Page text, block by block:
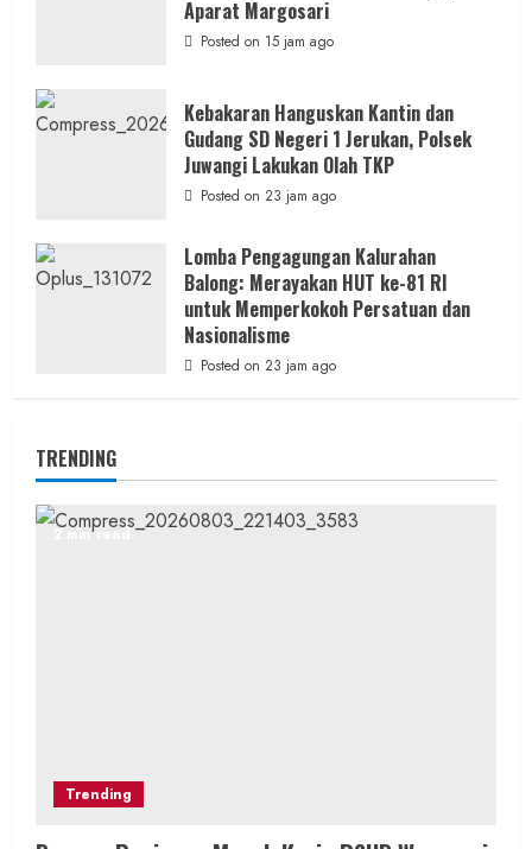
Aparat Margosari
Posted on 15 jam ago
Kebakaran Hanguskan Kantin dan
Gudang SD Negeri 1 Jerukan, Polsek
Juwangi Lakukan Olah TKP
Posted on 23 jam ago
Lomba Pengagungan Kalurahan
Balong: Merayakan HUT ke-81 RI
untuk Memperkokoh Persatuan dan
Nasionalisme
Posted on 23 jam ago
TRENDING
2 min read
Trending